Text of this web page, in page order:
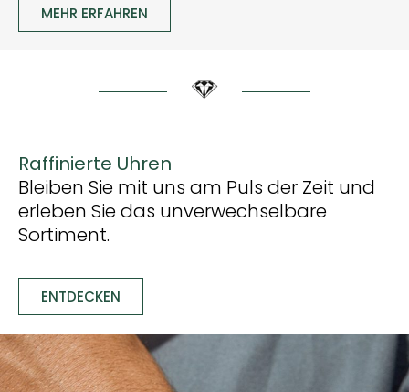
MEHR ERFAHREN
Raffinierte Uhren
Bleiben Sie mit uns am Puls der Zeit und
erleben Sie das unverwechselbare
Sortiment.
ENTDECKEN